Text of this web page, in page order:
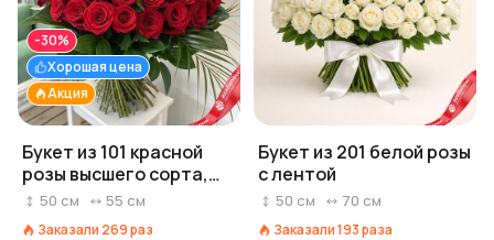
Акция
Хорошая цена
-30%
Букет из 101 красной
розы высшего сорта,
Россия, 50 см
50 см 55 см
Заказали 269раз
Букет из 201 белой розы
с лентой
50 см 70 см
Заказали193раза